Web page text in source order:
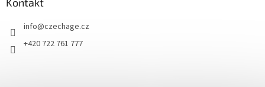
info@czechage.cz
+420 722 761 777